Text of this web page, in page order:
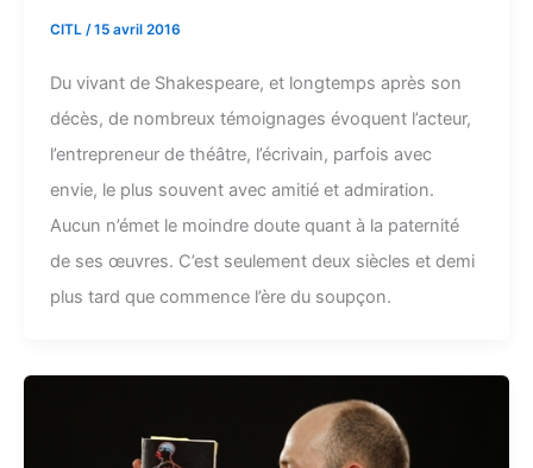
CITL /15 avril 2016
Du vivant de Shakespeare, et longtemps après son
décès, de nombreux témoignages évoquent l’acteur,
l’entrepreneur de théâtre, l’écrivain, parfois avec
envie, le plus souvent avec amitié et admiration.
Aucun n’émet le moindre doute quant à la paternité
de ses œuvres. C’est seulement deux siècles et demi
plus tard que commence l’ère du soupçon.